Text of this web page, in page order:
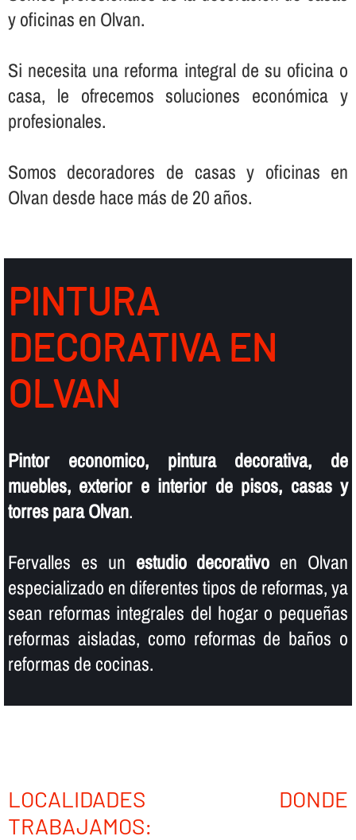
y oficinas en Olvan.
Si necesita una reforma integral de su oficina o
casa, le ofrecemos soluciones económica y
profesionales.
Somos decoradores de casas y oficinas en
Olvan desde hace más de 20 años.
PINTURA
DECORATIVA EN
OLVAN
Pintor economico, pintura decorativa, de
muebles, exterior e interior de pisos, casas y
torres para Olvan.
Fervalles es un estudio decorativo en Olvan
especializado en diferentes tipos de reformas, ya
sean reformas integrales del hogar o pequeñas
reformas aisladas, como reformas de baños o
reformas de cocinas.
LOCALIDADES DONDE
TRABAJAMOS: